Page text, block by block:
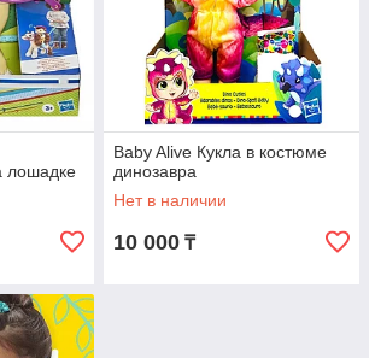
лошадке
Baby Alive Кукла в костюме
динозавра
Нет в наличии
10 000 ₸